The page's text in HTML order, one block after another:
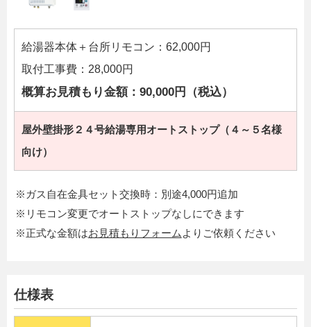
給湯器本体＋台所リモコン：62,000円
取付工事費：28,000円
概算お見積もり金額：90,000円（税込）
屋外壁掛形２４号給湯専用オートストップ（４～５名様
向け）
※ガス自在金具セット交換時：別途4,000円追加
※リモコン変更でオートストップなしにできます
※正式な金額はお見積もりフォーム よりご依頼ください
仕様表